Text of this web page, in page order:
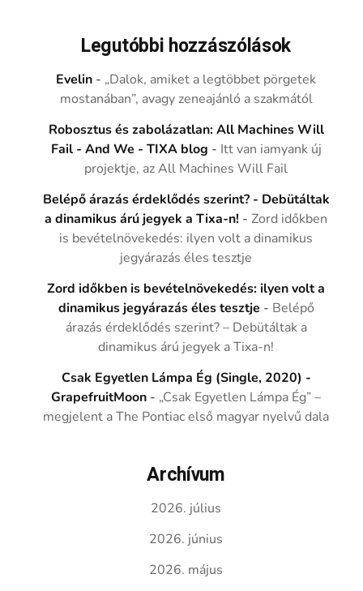
Legutóbbi hozzászólások
Evelin - „Dalok, amiket a legtöbbet pörgetek
mostanában”, avagy zeneajánló a szakmától
Robosztus és zabolázatlan: All Machines Will
Fail - And We - TIXA blog - Itt van iamyank új
projektje, az All Machines Will Fail
Belépő árazás érdeklődés szerint? - Debütáltak
a dinamikus árú jegyek a Tixa-n! -Zord időkben
is bevételnövekedés: ilyen volt a dinamikus
jegyárazás éles tesztje
Zord időkben is bevételnövekedés: ilyen volt a
dinamikus jegyárazás éles tesztje - Belépő
árazás érdeklődés szerint? – Debütáltak a
dinamikus árú jegyek a Tixa-n!
Csak Egyetlen Lámpa Ég (Single, 2020) -
GrapefruitMoon - „Csak Egyetlen Lámpa Ég” –
megjelent a The Pontiac első magyar nyelvű dala
Archívum
2026. július
2026. június
2026. május